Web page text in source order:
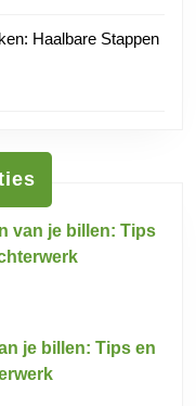
Haalbare Stappen
van je billen: Tips
je billen: Tips en